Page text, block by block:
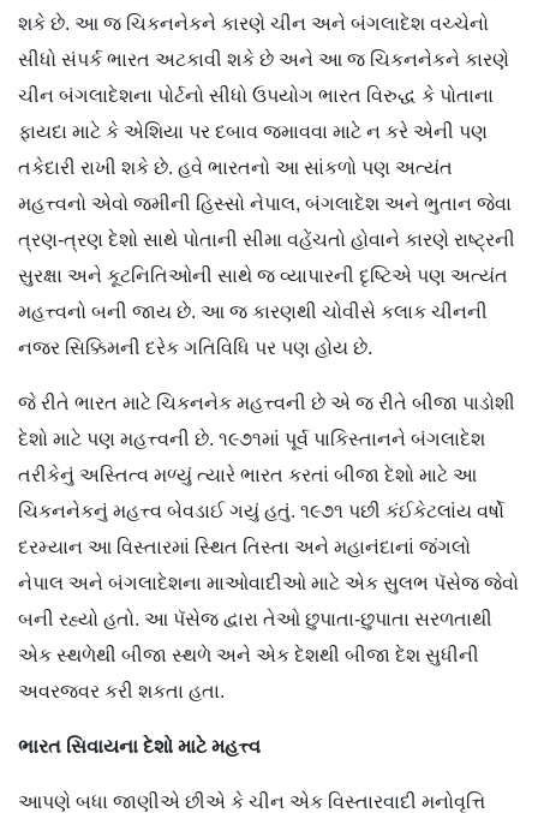
શકે છે. આ જ ચિકનનેકને કારણે ચીન અને બંગલાદેશ વચ્ચેનો
સીધો સંપર્ક ભારત અટકાવી શકે છે અને આ જ ચિકનનેકને કારણે
ચીન બંગલાદેશના પોર્ટનો સીધો ઉપયોગ ભારત વિરુદ્ધ કે પોતાના
ફાયદા માટે કે એશિયા પર દબાવ જમાવવા માટે ન કરે એની પણ
તકેદારી રાખી શકે છે. હવે ભારતનો આ સાંકળો પણ અત્યંત
મહત્ત્વનો એવો જમીની હિસ્સો નેપાલ, બંગલાદેશ અને ભુતાન જેવા
ત્રણ-ત્રણ દેશો સાથે પોતાની સીમા વહેંચતો હોવાને કારણે રાષ્ટ્રની
સુરક્ષા અને કૂટનિતિઓની સાથે જ વ્યાપારની દૃષ્ટિએ પણ અત્યંત
મહત્ત્વનો બની જાય છે. આ જ કારણથી ચોવીસે કલાક ચીનની
નજર સિક્કિમની દરેક ગતિવિધિ પર પણ હોય છે.
જે રીતે ભારત માટે ચિકનનેક મહત્ત્વની છે એ જ રીતે બીજા પાડોશી
દેશો માટે પણ મહત્ત્વની છે. ૧૯૭૧માં પૂર્વ પાકિસ્તાનને બંગલાદેશ
તરીકેનું અસ્તિત્વ મળ્યું ત્યારે ભારત કરતાં બીજા દેશો માટે આ
ચિકનનેકનું મહત્ત્વ બેવડાઈ ગયું હતું. ૧૯૭૧ પછી કંઈકેટલાંય વર્ષો
દરમ્યાન આ વિસ્તારમાં સ્થિત તિસ્તા અને મહાનંદાનાં જંગલો
નેપાલ અને બંગલાદેશના માઓવાદીઓ માટે એક સુલભ પૅસેજ જેવો
બની રહ્યો હતો. આ પૅસેજ દ્વારા તેઓ છુપાતા-છુપાતા સરળતાથી
એક સ્થળેથી બીજા સ્થળે અને એક દેશથી બીજા દેશ સુધીની
અવરજવર કરી શકતા હતા.
ભારત સિવાયના દેશો માટે મહત્ત્વ
આપણે બધા જાણીએ છીએ કે ચીન એક વિસ્તારવાદી મનોવૃત્તિ